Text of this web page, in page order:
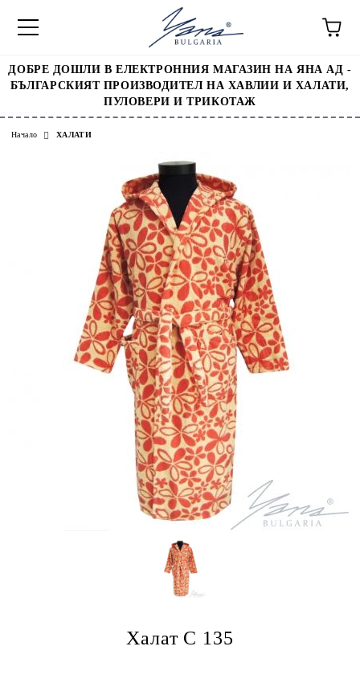
ДОБРЕ ДОШЛИ В ЕЛЕКТРОННИЯ МАГАЗИН НА ЯНА АД -
БЪЛГАРСКИЯТ ПРОИЗВОДИТЕЛ НА ХАВЛИИ И ХАЛАТИ,
ПУЛОВЕРИ И ТРИКОТАЖ
Начало ХАЛАТИ
Халат C 135